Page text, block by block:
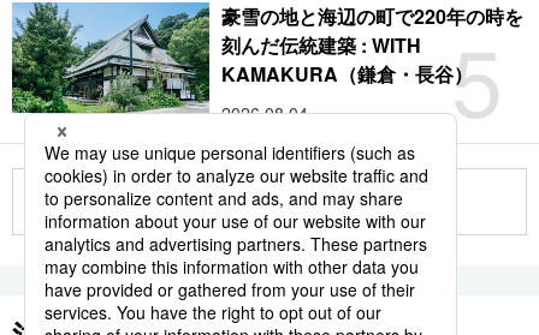
5
豪雪の地と海辺の町で220年の時を
刻んだ伝統建築 : WITH
KAMAKURA（鎌倉・長谷）
2026.08.04
もっと見る